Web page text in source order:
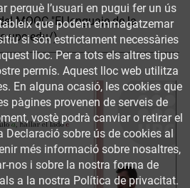
MOOC "El lenguaje de la
)
perquè l’usuari en pugui fer un ús
que podem emmagatzemar
si són estrictament necessàries
lloc. Per a tots els altres tipus
permís. Aquest lloc web utilitza
En alguna ocasió, les cookies que
pàgines provenen de serveis de
vostè podrà canviar o retirar el
Declaració sobre ús de cookies al
més informació sobre nosaltres,
nos i sobre la nostra forma de
a la nostra Política de privacitat.